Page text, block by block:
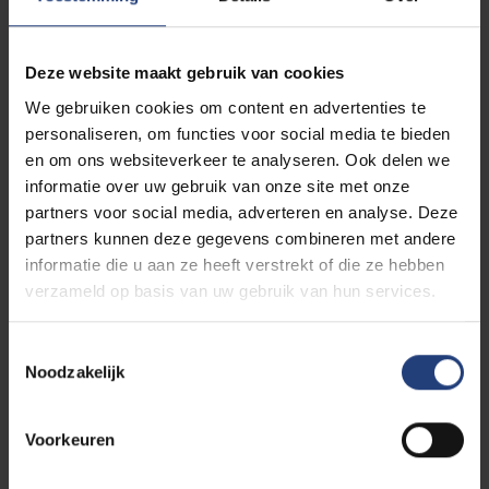
Deze website maakt gebruik van cookies
We gebruiken cookies om content en advertenties te
personaliseren, om functies voor social media te bieden
en om ons websiteverkeer te analyseren. Ook delen we
informatie over uw gebruik van onze site met onze
partners voor social media, adverteren en analyse. Deze
partners kunnen deze gegevens combineren met andere
informatie die u aan ze heeft verstrekt of die ze hebben
verzameld op basis van uw gebruik van hun services.
Noodzakelijk
Voorkeuren
bekend te zijn met hun activiteiten. Van 2000 tot
De publicatie werd verspreid onder niet-
overheidsmedia, 118 staatskrantenredacties en zes
regionale televisie- en radioverenigingen. Het
tijdschrift publiceerde materiaal over onder meer de
functie en rol van de media in de samenleving,
professionele taken en verantwoordelijkheden,
en verspreiden van informatie.
Op 16 februari 2021 doorzochten veiligheidstroepen
veiligheidstroepen de deur van het kantoor open en